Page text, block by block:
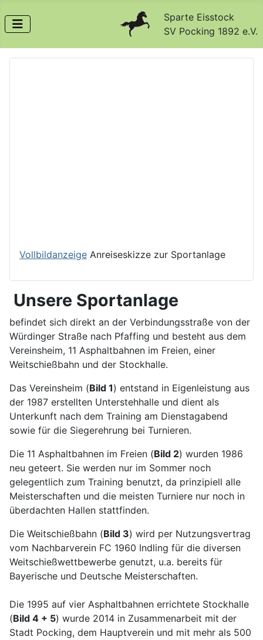
Sparte Eisstock
SV Pocking 1892 e.V.
Vollbildanzeige Anreiseskizze zur Sportanlage
Unsere Sportanlage
befindet sich direkt an der Verbindungsstraße von der
Würdinger Straße nach Pfaffing und besteht aus dem
Vereinsheim, 11 Asphaltbahnen im Freien, einer
Weitschießbahn und der Stockhalle.
Das Vereinsheim (Bild 1) entstand in Eigenleistung aus
der 1987 erstellten Unterstehhalle und dient als
Unterkunft nach dem Training am Dienstagabend
sowie für die Siegerehrung bei Turnieren.
Die 11 Asphaltbahnen im Freien (Bild 2) wurden 1986
neu geteert. Sie werden nur im Sommer noch
gelegentlich zum Training benutzt, da prinzipiell alle
Meisterschaften und die meisten Turniere nur noch in
überdachten Hallen stattfinden.
Die Weitschießbahn (Bild 3) wird per Nutzungsvertrag
vom Nachbarverein FC 1960 Indling für die diversen
Weitschießwettbewerbe genutzt, u.a. bereits für
Bayerische und Deutsche Meisterschaften.
Die 1995 auf vier Asphaltbahnen errichtete Stockhalle
(Bild 4 + 5) wurde 2014 in Zusammenarbeit mit der
Stadt Pocking, dem Hauptverein und mit mehr als 500